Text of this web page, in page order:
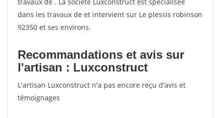
dans les travaux de et intervient sur Le plessis robinson
92350 et ses environs.
Recommandations et avis sur
l'artisan : Luxconstruct
L'artisan Luxconstruct n'a pas encore reçu d'avis et
témoignages